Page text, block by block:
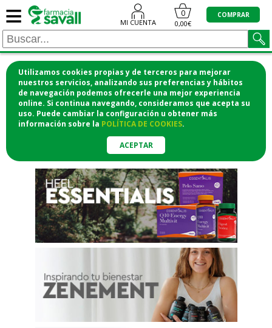
Utilizamos cookies propias y de terceros para mejorar
nuestros servicios, analizando sus preferencias y hábitos
de navegación podemos ofrecerle una mejor experiencia
online. Si continua navegando, consideramos que acepta su
uso. Puede cambiar la configuración u obtener más
información sobre la POLÍTICA DE COOKIES.
ACEPTAR
≡ MI CUENTA
0
0,00€
COMPRAR
¡COMPRA CÓMODAMENTE
DESDE CASA Y RECOGE EN LA
FARMACIA!o si lo prefieres te lo mandamos
a casa